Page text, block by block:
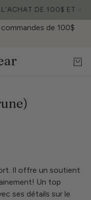
DE 100$ ET +
de 100$
Il offre un soutient
Un top
ses détails sur le